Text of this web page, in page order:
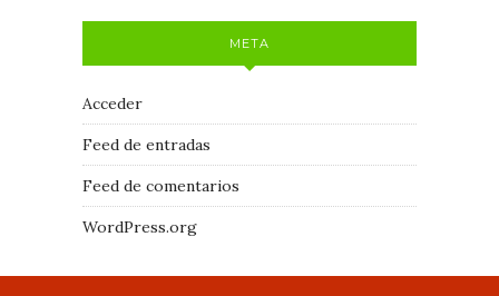
META
Acceder
Feed de entradas
Feed de comentarios
WordPress.org